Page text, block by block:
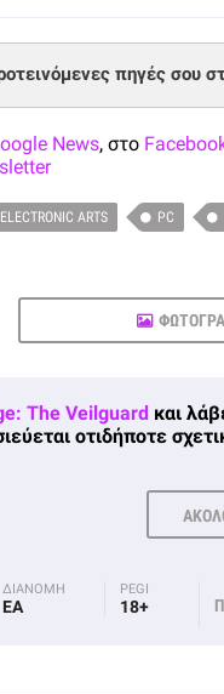
πηγές σου
News, στο
ELECTRONIC ARTS PC
The Veilguard και
οτιδήποτε
ΔΙΑΝΟΜΗ
EA
PEGI
18+